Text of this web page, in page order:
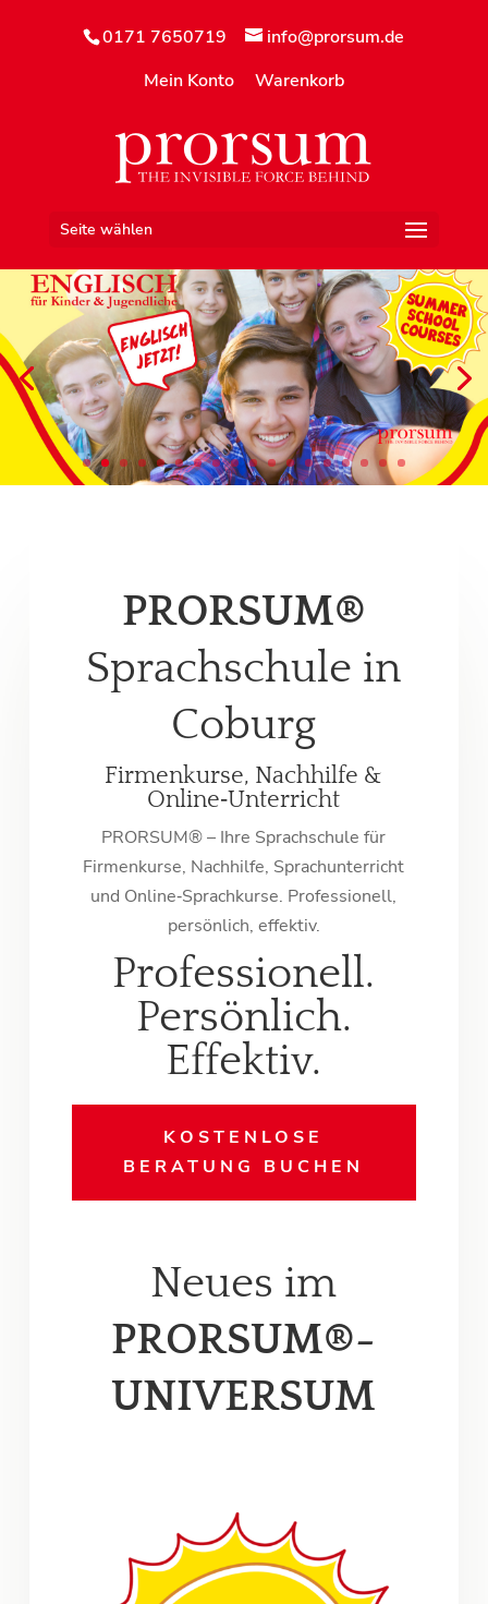
0171 7650719
info@prorsum.de
Mein Konto
Warenkorb
Seite wählen
PRORSUM®
Sprachschule in
Coburg
Firmenkurse, Nachhilfe &
Online‑Unterricht
PRORSUM® – Ihre Sprachschule für
Firmenkurse, Nachhilfe, Sprachunterricht
und Online‑Sprachkurse. Professionell,
persönlich, effektiv.
Professionell.
Persönlich.
Effektiv.
KOSTENLOSE
BERATUNG BUCHEN
Neues im
PRORSUM®-
UNIVERSUM